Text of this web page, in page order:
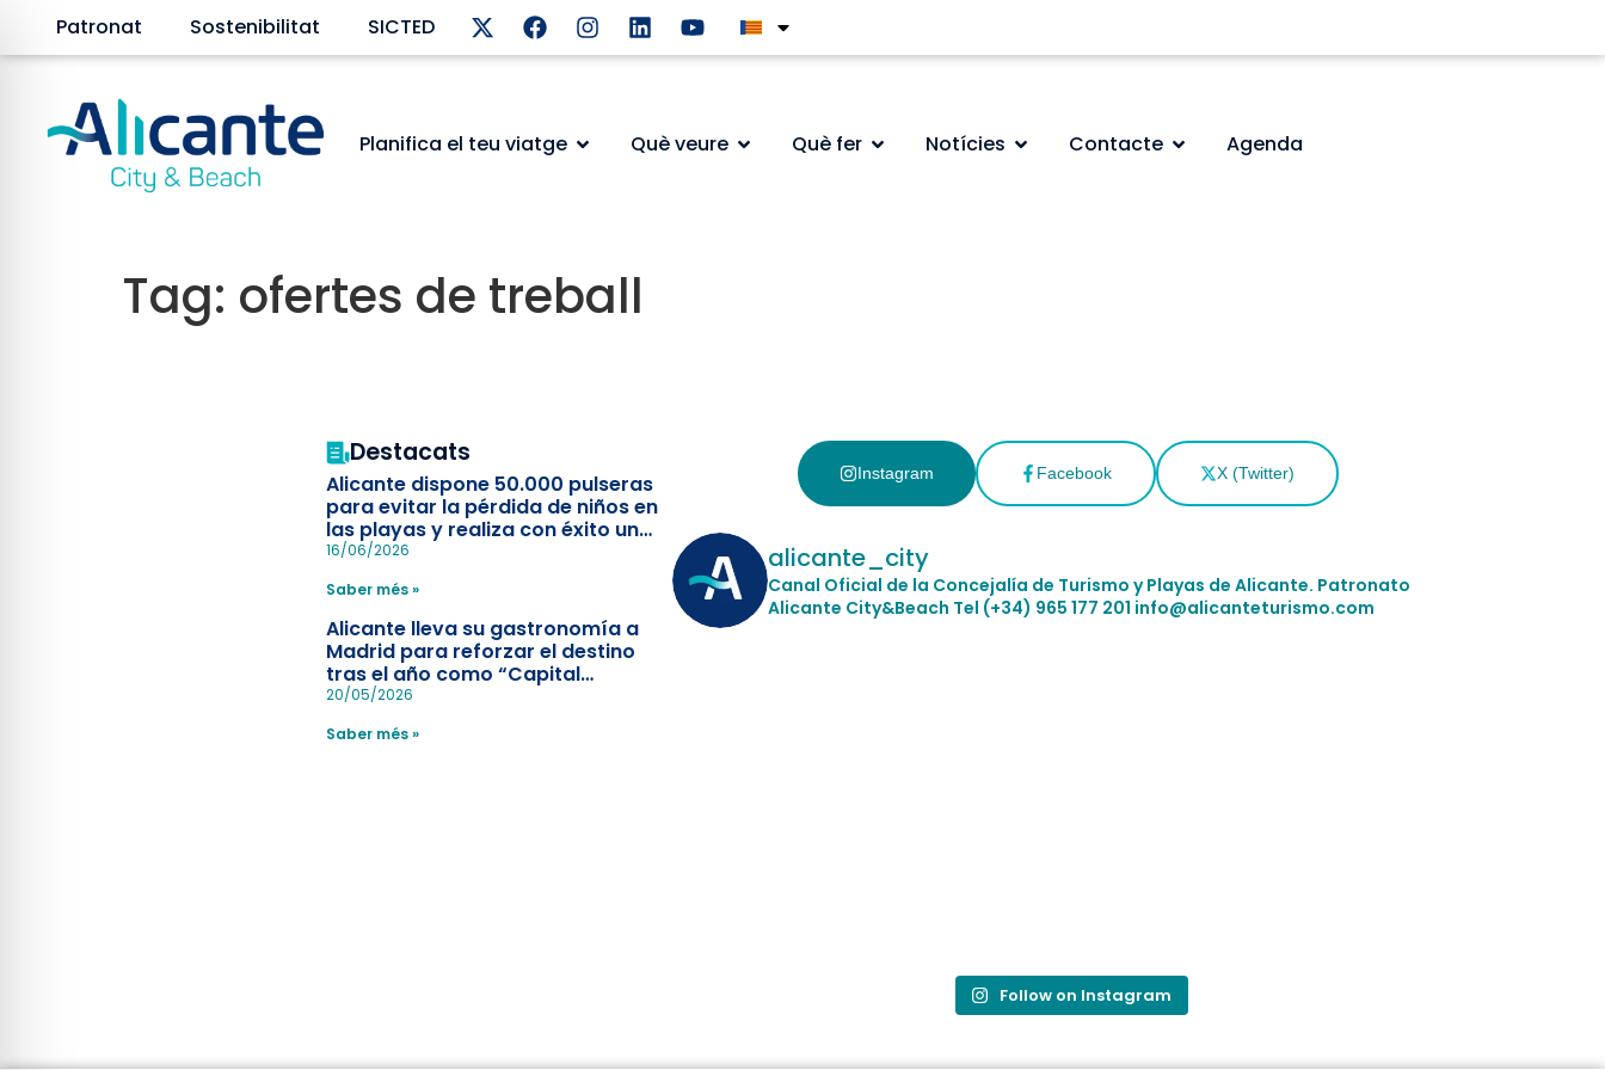
Patronat Sostenibilitat SICTED
Planifica el teu viatge Què veure Què fer Notícies Contacte Agenda
Tag: ofertes de treball
Destacats
Alicante dispone 50.000 pulseras
para evitar la pérdida de niños en
las playas y realiza con éxito un
simulacro de socorrismo
16/06/2026
Saber més »
Alicante lleva su gastronomía a
Madrid para reforzar el destino
tras el año como “Capital
Española”
20/05/2026
Saber més »
Instagram Facebook X (Twitter)
alicante_city
Canal Oficial de la Concejalía de Turismo y Playas de Alicante. Patronato
Alicante City&Beach Tel (+34) 965 177 201 info@alicanteturismo.com
Follow on Instagram